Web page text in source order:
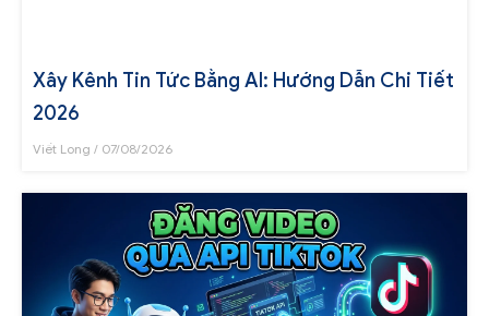
Xây Kênh Tin Tức Bằng AI: Hướng Dẫn Chi Tiết
2026
Viết Long 07/08/2026